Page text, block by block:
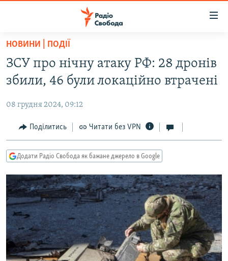
Перейти
основного
матеріалу
до
навігації
Перейти
до
ВСЕ ЗА ДОБУ
ПОЛІТИКА
ЕКОНОМІКА
КУЛЬТУРА
СПОРТ
УКРАЇНА
СВІТ
ВІЙНА
РОСІЙСЬКА «ФІЛЬТРАЦІЯ»
КРИМ.РЕАЛІЇ
ТИ ЯК?
СХЕМИ
КИТАЙ.ВИКЛИКИ
МУЛЬТИМЕДІА
ФОТО
НОВИНИ | ПОДІЇ
ЗСУ про нічну атаку РФ: 28 дронів
збили, 46 були локаційно втрачені
08 грудня 2024, 09:12
Поділитись Читати без VPN
Додати Радіо Свобода як бажане джерело в Google